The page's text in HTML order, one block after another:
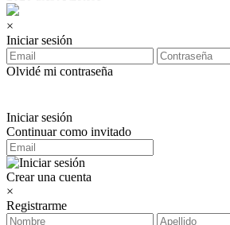
×
Iniciar sesión
Olvidé mi contraseña
Iniciar sesión
Continuar como invitado
Crear una cuenta
×
Registrarme